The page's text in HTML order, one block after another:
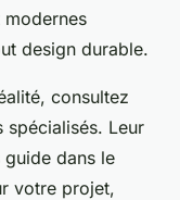
modernes
design durable.
consultez
spécialisés. Leur
guide dans le
votre projet,